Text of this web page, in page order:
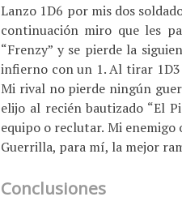
Lanzo 1D6 por mis dos
continuación miro que les
“Frenzy” y se pierde la
infierno con un 1. Al tirar 1D3
Mi rival no pierde ningún
elijo al recién bautizado “El
equipo o reclutar. Mi enemigo
Guerrilla, para mí, la mejor
Conclusiones